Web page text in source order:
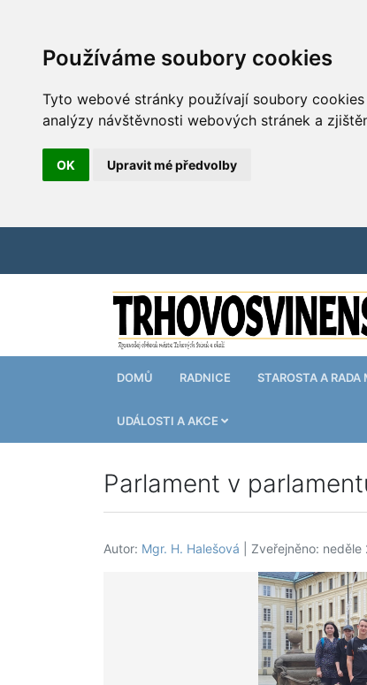
Používáme soubory cookies
Tyto webové stránky používají soubory
analýzy návštěvnosti webových stránek a
OK Upravit mé předvolby
DOMŮ RADNICE STAROSTA A RADA
UDÁLOSTI A AKCE
Parlament v
Autor: Mgr. H. Halešová | Zveřejněno: